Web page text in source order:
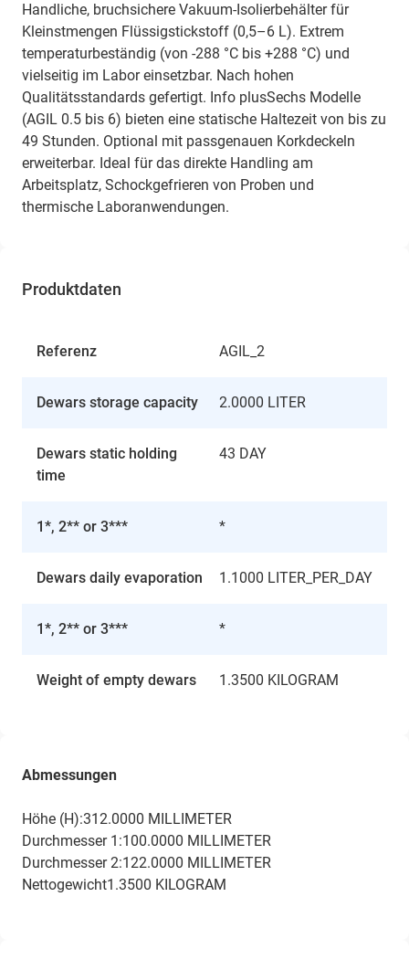
Handliche, bruchsichere Vakuum-Isolierbehälter für
Kleinstmengen Flüssigstickstoff (0,5–6 L). Extrem
temperaturbeständig (von -288 °C bis +288 °C) und
vielseitig im Labor einsetzbar. Nach hohen
Qualitätsstandards gefertigt. Info plusSechs Modelle
(AGIL 0.5 bis 6) bieten eine statische Haltezeit von bis zu
49 Stunden. Optional mit passgenauen Korkdeckeln
erweiterbar. Ideal für das direkte Handling am
Arbeitsplatz, Schockgefrieren von Proben und
thermische Laboranwendungen.
Produktdaten
Referenz AGIL_2
Dewars storage capacity 2.0000 LITER
Dewars static holding
time
43 DAY
1*, 2** or 3*** *
Dewars daily evaporation 1.1000 LITER_PER_DAY
1*, 2** or 3*** *
Weight of empty dewars 1.3500 KILOGRAM
Abmessungen
Höhe (H):312.0000 MILLIMETER
Durchmesser 1:100.0000 MILLIMETER
Durchmesser 2:122.0000 MILLIMETER
Nettogewicht1.3500 KILOGRAM